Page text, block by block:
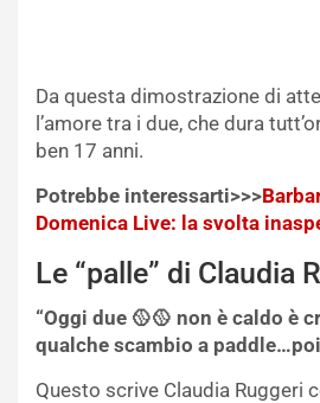
Da questa dimostrazione di
l’amore tra i due, che dura
ben 17 anni.
Potrebbe interessarti>>>
Domenica Live: la svolta
Le “palle” di Claudia
“Oggi due 🥎🥎 non è caldo è
qualche scambio a
Questo scrive Claudia Ruggeri